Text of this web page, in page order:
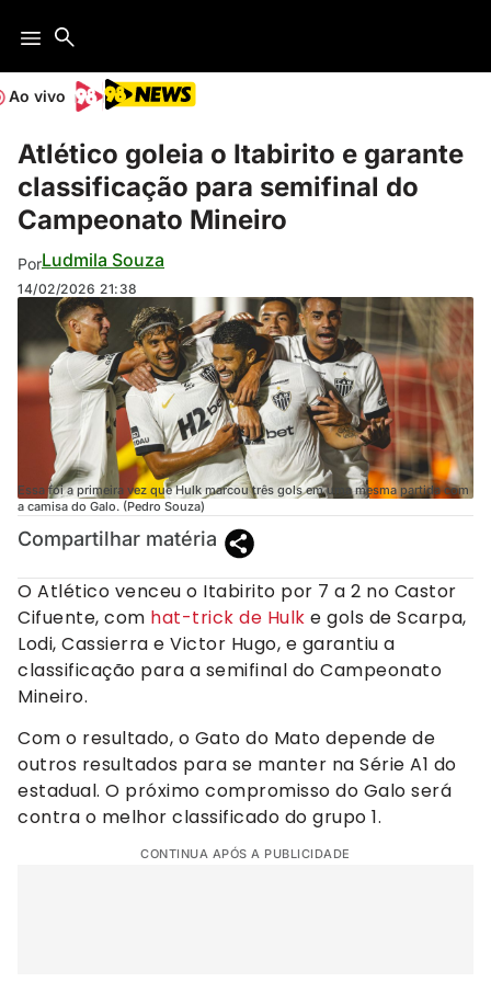
Ao vivo
Atlético goleia o Itabirito e garante
classificação para semifinal do
Campeonato Mineiro
PorLudmila Souza
14/02/2026 21:38
Essa foi a primeira vez que Hulk marcou três gols em uma mesma partida com
a camisa do Galo. (Pedro Souza)
Compartilhar matéria
O Atlético venceu o Itabirito por 7 a 2 no Castor
Cifuente, com hat-trick de Hulk e gols de Scarpa,
Lodi, Cassierra e Victor Hugo, e garantiu a
classificação para a semifinal do Campeonato
Mineiro.
Com o resultado, o Gato do Mato depende de
outros resultados para se manter na Série A1 do
estadual. O próximo compromisso do Galo será
contra o melhor classificado do grupo 1.
CONTINUA APÓS A PUBLICIDADE